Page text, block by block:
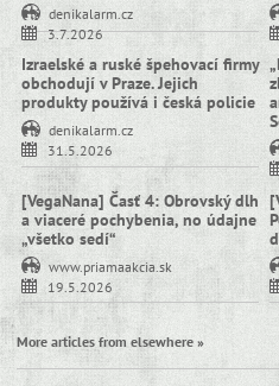
denikalarm.cz
3.7.2026
Izraelské a ruské špehovací firmy
obchodují v Praze. Jejich
produkty používá i česká policie
denikalarm.cz
31.5.2026
[VegaNana] Časť 4: Obrovský dlh
a viaceré pochybenia, no údajne
„všetko sedí“
www.priamaakcia.sk
19.5.2026
More articles from elsewhere »